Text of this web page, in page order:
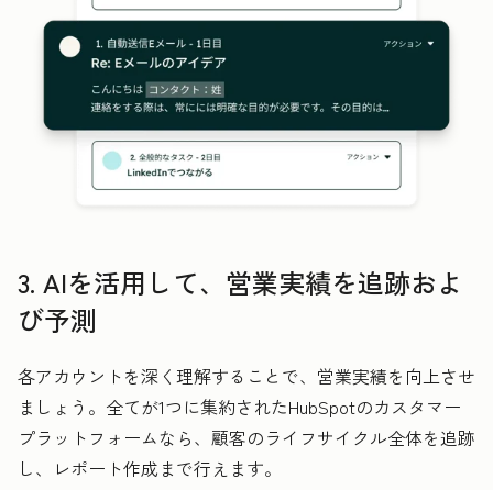
3. AIを活用して、営業実績を追跡およ
び予測
各アカウントを深く理解することで、営業実績を向上させ
ましょう。全てが1つに集約されたHubSpotのカスタマー
プラットフォームなら、顧客のライフサイクル全体を追跡
し、レポート作成まで行えます。